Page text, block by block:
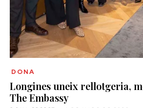
DONA
Longines uneix rellotgeria,
The Embassy